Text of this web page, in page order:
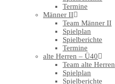
Termine
Männer II
Team Männer II
Spielplan
Spielberichte
Termine
alte Herren – Ü40
Team alte Herren
Spielplan
Spielberichte